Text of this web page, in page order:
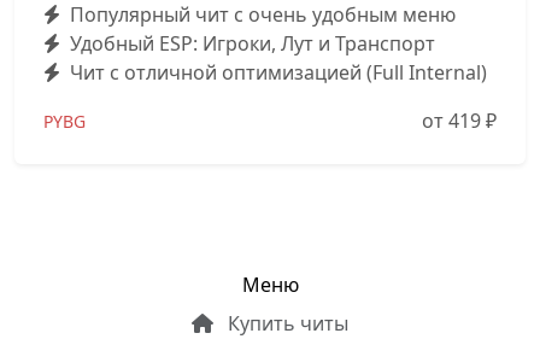
Популярный чит с очень удобным меню
Удобный ESP: Игроки, Лут и Транспорт
Чит с отличной оптимизацией (Full Internal)
PYBG от 419₽
Меню
Купить читы